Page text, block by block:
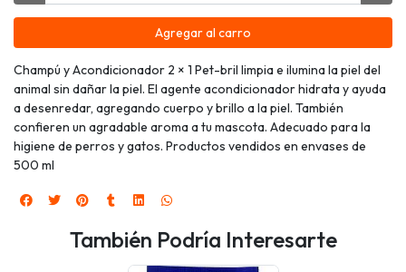
Agregar al carro
Champú y Acondicionador 2 × 1 Pet-bril limpia e ilumina la piel del
animal sin dañar la piel. El agente acondicionador hidrata y ayuda
a desenredar, agregando cuerpo y brillo a la piel. También
confieren un agradable aroma a tu mascota. Adecuado para la
higiene de perros y gatos. Productos vendidos en envases de
500 ml
También Podría Interesarte